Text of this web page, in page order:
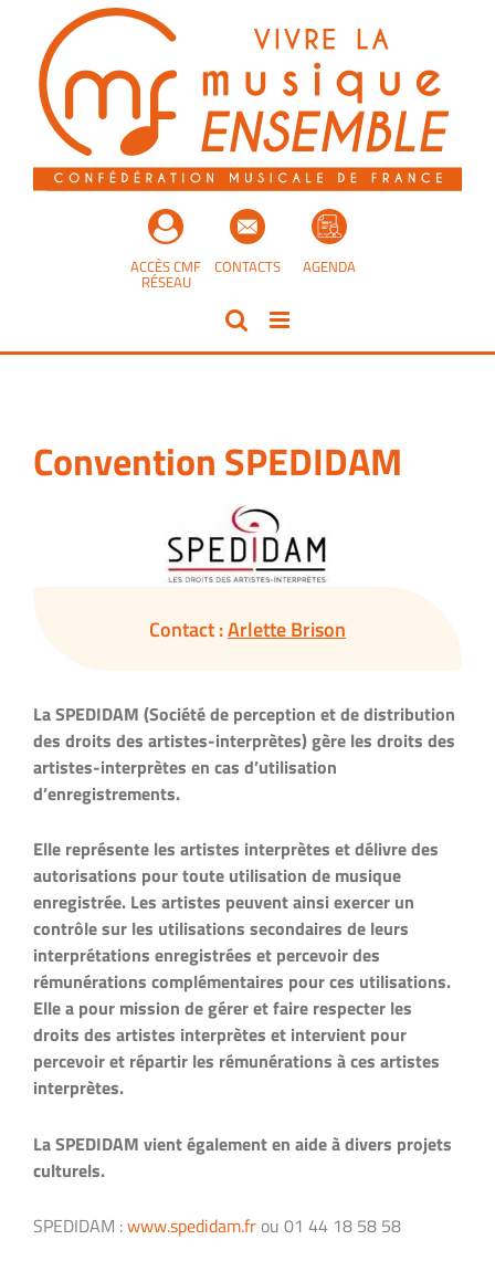
contenu
AGENDA
CONTACTS
ACCÈS CMF
RÉSEAU
Convention SPEDIDAM
Contact :Arlette Brison
La SPEDIDAM (Société de perception et de distribution
des droits des artistes-interprètes) gère les droits des
artistes-interprètes en cas d’utilisation
d’enregistrements.
Elle représente les artistes interprètes et délivre des
autorisations pour toute utilisation de musique
enregistrée. Les artistes peuvent ainsi exercer un
contrôle sur les utilisations secondaires de leurs
interprétations enregistrées et percevoir des
rémunérations complémentaires pour ces utilisations.
Elle a pour mission de gérer et faire respecter les
droits des artistes interprètes et intervient pour
percevoir et répartir les rémunérations à ces artistes
interprètes.
La SPEDIDAM vient également en aide à divers projets
culturels.
SPEDIDAM :www.spedidam.frou 01 44 18 58 58